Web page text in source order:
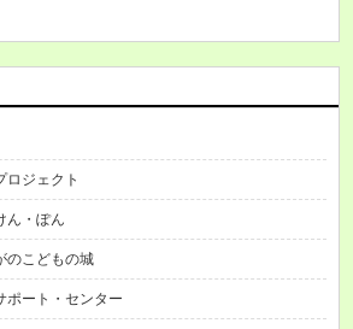
ロジェクト
ん・ぽん
のこどもの城
ポート・センター